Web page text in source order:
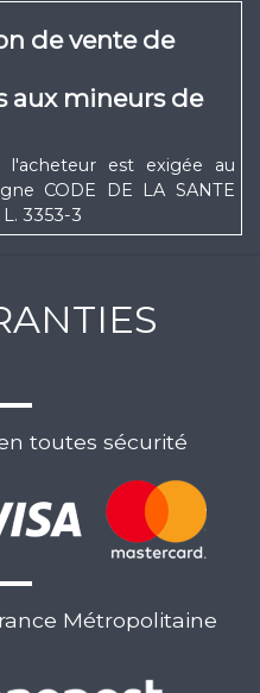
de vente de
aux mineurs de
est exigée au
CODE DE LA SANTE
3353-3
toutes sécurité
Métropolitaine